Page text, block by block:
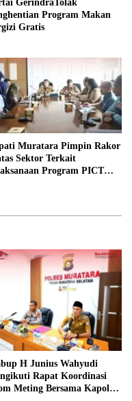
GerindraTolak
Program Makan
Gratis
Muratara Pimpin Rakor
Sektor Terkait
Program PICT
H Junius Wahyudi
Rapat Koordinasi
Meting Bersama Kapolres